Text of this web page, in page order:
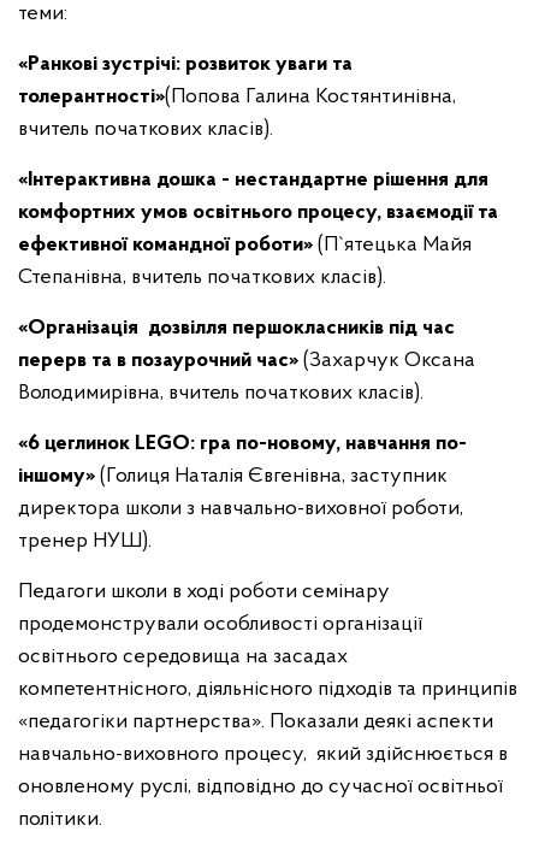
теми:
«Ранкові зустрічі: розвиток уваги та
толерантності»(Попова Галина Костянтинівна,
вчитель початкових класів).
«Інтерактивна дошка - нестандартне рішення для
комфортних умов освітнього процесу, взаємодії та
ефективної командної роботи» (П`ятецька Майя
Степанівна, вчитель початкових класів).
«Організація дозвілля першокласників під час
перерв та в позаурочний час» (Захарчук Оксана
Володимирівна, вчитель початкових класів).
«6 цеглинок LEGO: гра по-новому, навчання по-
іншому» (Голиця Наталія Євгенівна, заступник
директора школи з навчально-виховної роботи,
тренер НУШ).
Педагоги школи в ході роботи семінару
продемонстрували особливості організації
освітнього середовища на засадах
компетентнісного, діяльнісного підходів та принципів
«педагогіки партнерства». Показали деякі аспекти
навчально-виховного процесу, який здійснюється в
оновленому руслі, відповідно до сучасної освітньої
політики.